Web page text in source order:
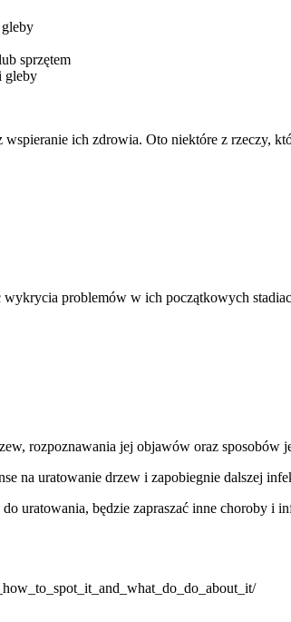
sprzętem
gleby
ich zdrowia. Oto niektóre z rzeczy,
problemów w ich początkowych
rozpoznawania jej objawów oraz sposobów
na uratowanie drzew i zapobiegnie dalszej
uratowania, będzie zapraszać inne choroby i